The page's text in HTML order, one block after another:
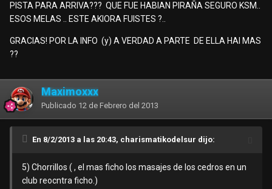
PISTA PARA ARRIVA??? QUE FUE HABIAN PIRAÑA SEGURO KSM..
ESOS MELAS .. ESTE AKIORA FUISTES ?..
GRACIAS! POR LA INFO (y) A VERDAD A PARTE DE ELLA HAI MAS
??
Maximoxxx
Publicado 12 de Febrero del 2013
En 8/2/2013 a las 20:43, charismatikodelsur dijo:
5) Chorrillos ( , el mas ficho los masajes de los cedros en un
club reocntra ficho.)